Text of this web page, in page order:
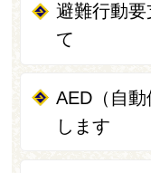
避難行動
て
AED（自
します